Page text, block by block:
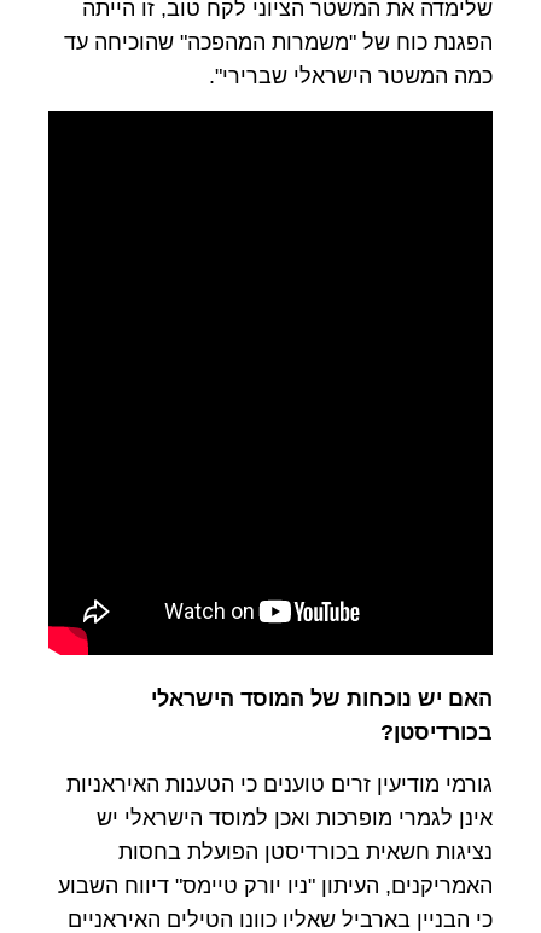
שלימדה את המשטר הציוני לקח טוב, זו הייתה
הפגנת כוח של "משמרות המהפכה" שהוכיחה עד
כמה המשטר הישראלי שברירי".
האם יש נוכחות של המוסד הישראלי
בכורדיסטן?
גורמי מודיעין זרים טוענים כי הטענות האיראניות
אינן לגמרי מופרכות ואכן למוסד הישראלי יש
נציגות חשאית בכורדיסטן הפועלת בחסות
האמריקנים, העיתון "ניו יורק טיימס" דיווח השבוע
כי הבניין בארביל שאליו כוונו הטילים האיראניים